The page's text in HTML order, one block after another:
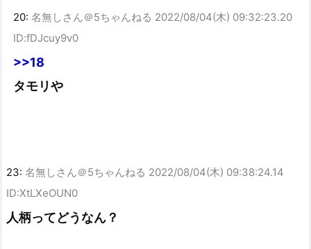
20: 名無しさん＠5ちゃんねる 2022/08/04(木) 09:32:23.20
ID:fDJcuy9v0
>>18
タモリや
23: 名無しさん＠5ちゃんねる 2022/08/04(木) 09:38:24.14
ID:XtLXeOUN0
人柄ってどうなん？